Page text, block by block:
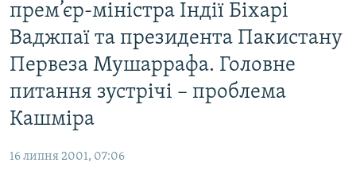
до
основної
навігації
Перейти
до
пошуку
СУСПІЛЬСТВО
КУЛЬТУРА
ВІЙНА
РОСІЙСЬКА «ФІЛЬТРАЦІЯ»
ДОНБАС.РЕАЛІЇ
КРИМ.РЕАЛІЇ
прем’єр-міністра Індії Біхарі
Ваджпаї та президента Пакистану
Первеза Мушаррафа. Головне
питання зустрічі – проблема
Кашміра
16 липня 2001, 07:06